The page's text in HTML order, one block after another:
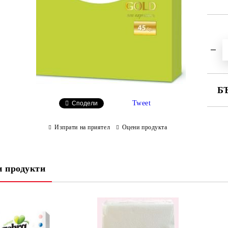
Сподели Tweet
Изпрати на приятел Оцени продукта
продукти